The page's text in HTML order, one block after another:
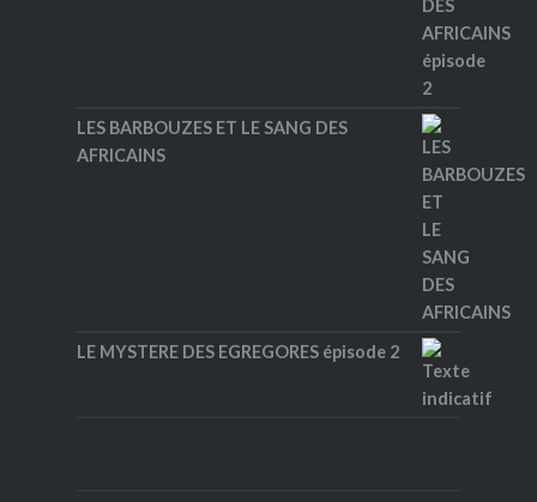
LES BARBOUZES ET LE SANG DES
AFRICAINS
LE MYSTERE DES EGREGORES épisode 2